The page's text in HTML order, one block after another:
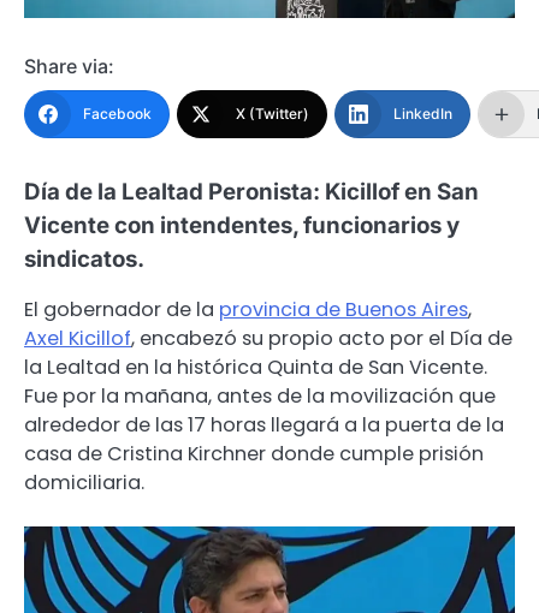
Share via:
Facebook X (Twitter) LinkedIn
Día de la Lealtad Peronista: Kicillof en San
Vicente con intendentes, funcionarios y
sindicatos.
El gobernador de la provincia de Buenos Aires,
Axel Kicillof, encabezó su propio acto por el Día de
la Lealtad en la histórica Quinta de San Vicente.
Fue por la mañana, antes de la movilización que
alrededor de las 17 horas llegará a la puerta de la
casa de Cristina Kirchner donde cumple prisión
domiciliaria.